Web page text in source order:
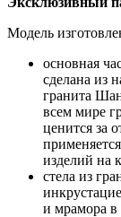
Модель
основная
сделана из
гранита
всем мире
ценится за
изделий на
стела из
и мрамора в